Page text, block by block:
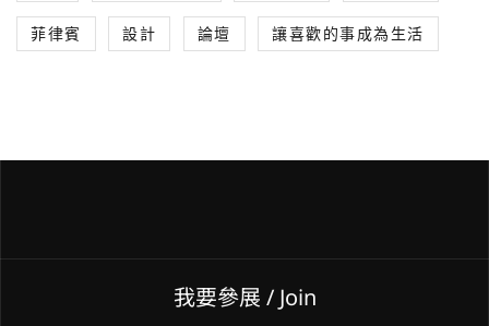
菲律賓 設計 論壇 讓喜歡的事成為生活
我要參展 / Join